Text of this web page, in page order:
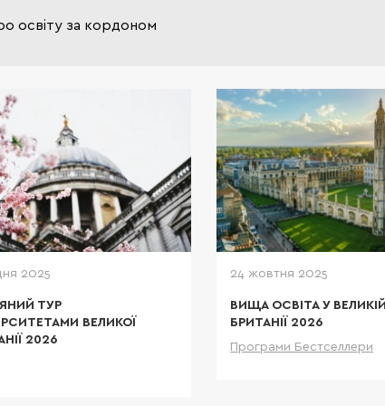
освіту за кордоном
2025
ТУР
ВЕЛИКОЇ
2026
24 жовтня 2025
ВИЩА ОСВІТА У ВЕЛИКІЙ
БРИТАНІЇ 2026
Програми Бестселлери
Освіта в Великій
еталоном якості і
багатьох іноземних
Саме тут воліють
дітей власники мульти
корпорацій і